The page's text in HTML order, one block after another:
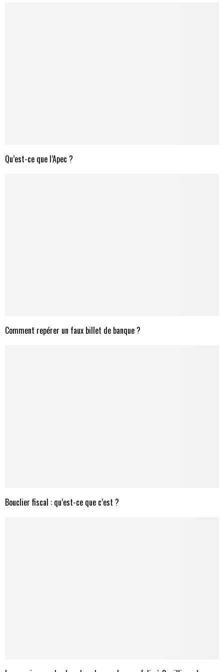
Qu’est-ce que l’Apec ?
Comment repérer un faux billet de banque ?
Bouclier fiscal : qu’est-ce que c’est ?